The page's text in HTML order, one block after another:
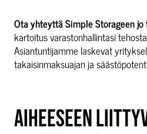
Ota yhteyttä Simple Storageen jo
kartoitus varastonhallintasi
Asiantuntijamme laskevat
takaisinmaksuajan ja
AIHEESEEN